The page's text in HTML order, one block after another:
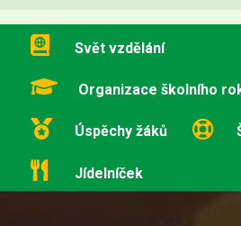
Svět vzdělání
Organizace školního
Úspěchy žáků
Jídelníček